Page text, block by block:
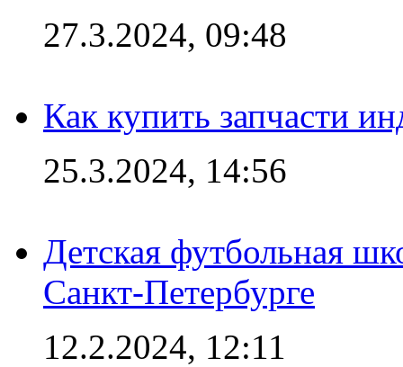
27.3.2024, 09:48
Как купить запчасти
25.3.2024, 14:56
Детская футбольная
Санкт-Петербурге
12.2.2024, 12:11